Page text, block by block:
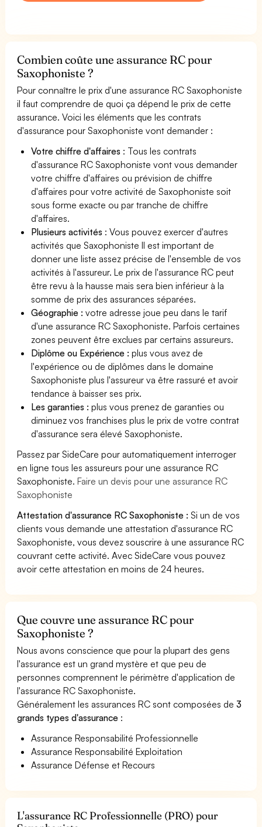
Combien coûte une assurance RC pour
Saxophoniste ?
Pour connaître le prix d'une assurance RC Saxophoniste
il faut comprendre de quoi ça dépend le prix de cette
assurance. Voici les éléments que les contrats
d'assurance pour Saxophoniste vont demander :
Votre chiffre d'affaires : Tous les contrats
d'assurance RC Saxophoniste vont vous demander
votre chiffre d'affaires ou prévision de chiffre
d'affaires pour votre activité de Saxophoniste soit
sous forme exacte ou par tranche de chiffre
d'affaires.
Plusieurs activités : Vous pouvez exercer d'autres
activités que Saxophoniste Il est important de
donner une liste assez précise de l'ensemble de vos
activités à l'assureur. Le prix de l'assurance RC peut
être revu à la hausse mais sera bien inférieur à la
somme de prix des assurances séparées.
Géographie :votre adresse joue peu dans le tarif
d'une assurance RC Saxophoniste. Parfois certaines
zones peuvent être exclues par certains assureurs.
Diplôme ou Expérience :plus vous avez de
l'expérience ou de diplômes dans le domaine
Saxophoniste plus l'assureur va être rassuré et avoir
tendance à baisser ses prix.
Les garanties :plus vous prenez de garanties ou
diminuez vos franchises plus le prix de votre contrat
d'assurance sera élevé Saxophoniste.
Passez par SideCare pour automatiquement interroger
en ligne tous les assureurs pour une assurance RC
Saxophoniste.Faire un devis pour une assurance RC
Saxophoniste
Attestation d'assurance RC Saxophoniste : Si un de vos
clients vous demande une attestation d'assurance RC
Saxophoniste, vous devez souscrire à une assurance RC
couvrant cette activité. Avec SideCare vous pouvez
avoir cette attestation en moins de 24 heures.
Que couvre une assurance RC pour
Saxophoniste ?
Nous avons conscience que pour la plupart des gens
l'assurance est un grand mystère et que peu de
personnes comprennent le périmètre d'application de
l'assurance RC Saxophoniste.
Généralement les assurances RC sont composées de3
grands types d'assurance :
Assurance Responsabilité Professionnelle
Assurance Responsabilité Exploitation
Assurance Défense et Recours
L'assurance RC Professionnelle (PRO) pour